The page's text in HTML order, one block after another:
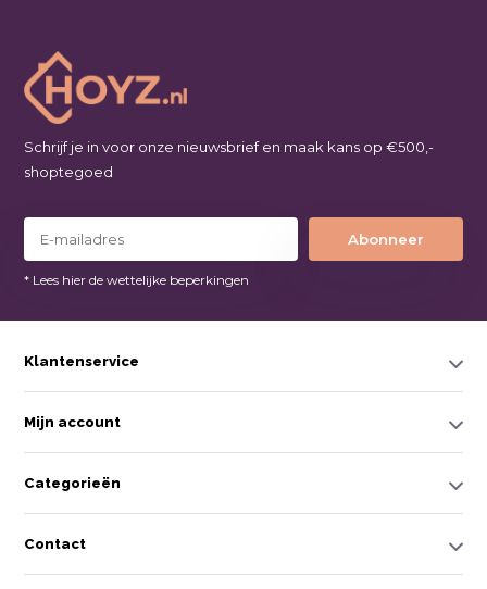
Schrijf je in voor onze nieuwsbrief en maak kans op €500,-
shoptegoed
Abonneer
* Lees hier de wettelijke beperkingen
Klantenservice
Mijn account
Categorieën
Contact